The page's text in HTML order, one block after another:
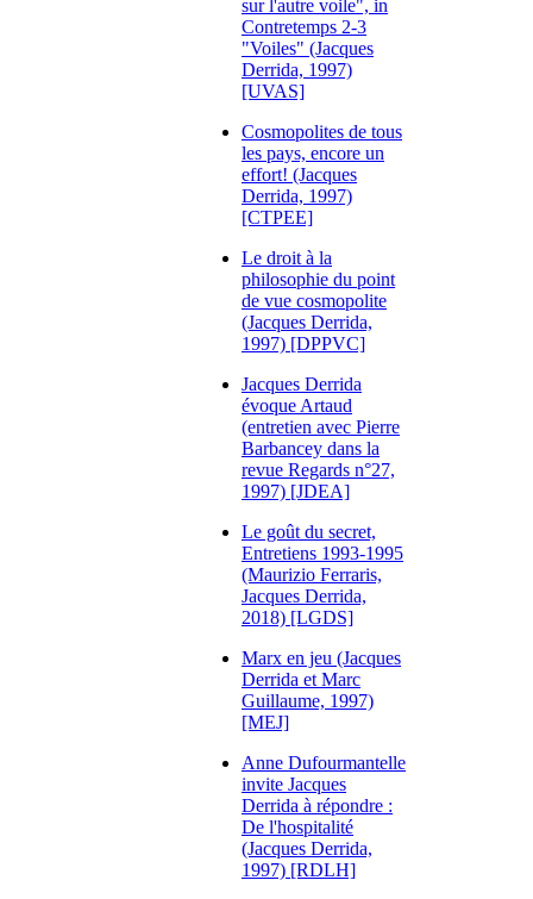
sur l'autre voile", in
Contretemps 2-3
"Voiles" (Jacques
Derrida, 1997)
[UVAS]
Cosmopolites de tous
les pays, encore un
effort! (Jacques
Derrida, 1997)
[CTPEE]
Le droit à la
philosophie du point
de vue cosmopolite
(Jacques Derrida,
1997) [DPPVC]
Jacques Derrida
évoque Artaud
(entretien avec Pierre
Barbancey dans la
revue Regards n°27,
1997) [JDEA]
Le goût du secret,
Entretiens 1993-1995
(Maurizio Ferraris,
Jacques Derrida,
2018) [LGDS]
Marx en jeu (Jacques
Derrida et Marc
Guillaume, 1997)
[MEJ]
Anne Dufourmantelle
invite Jacques
Derrida à répondre :
De l'hospitalité
(Jacques Derrida,
1997) [RDLH]